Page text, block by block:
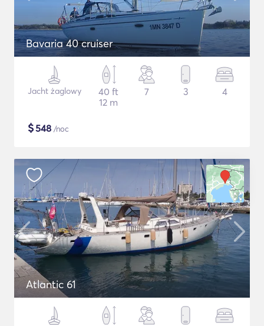
Bavaria 40 cruiser
Jacht żaglowy
40 ft
12 m
7 3 4
$548 /noc
Atlantic 61